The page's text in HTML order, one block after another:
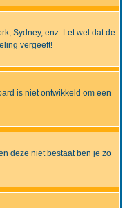
Sydney, enz. Let wel dat de
vergeeft!
is niet ontwikkeld om een
deze niet bestaat ben je zo